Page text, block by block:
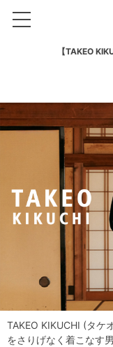
【TAKEO
TAKEO KIKUCHI (タケ
をさりげなく着こなす